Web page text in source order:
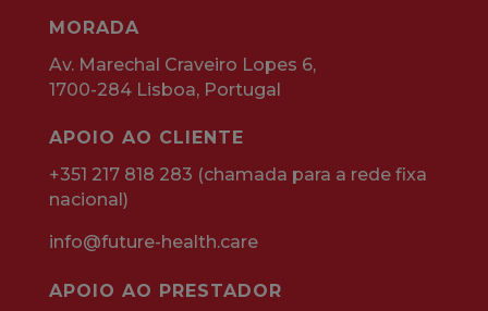
MORADA
Av. Marechal Craveiro Lopes 6,
1700-284 Lisboa, Portugal
APOIO AO CLIENTE
+351 217 818 283 (chamada para a rede fixa
nacional)
info@future-health.care
APOIO AO PRESTADOR